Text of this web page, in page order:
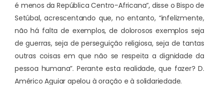
é menos da República Centro-Africana”, disse o Bispo de
Setúbal, acrescentando que, no entanto, “infelizmente,
não há falta de exemplos, de dolorosos exemplos seja
de guerras, seja de perseguição religiosa, seja de tantas
outras coisas em que não se respeita a dignidade da
pessoa humana”. Perante esta realidade, que fazer? D.
Américo Aguiar apelou à oração e à solidariedade.